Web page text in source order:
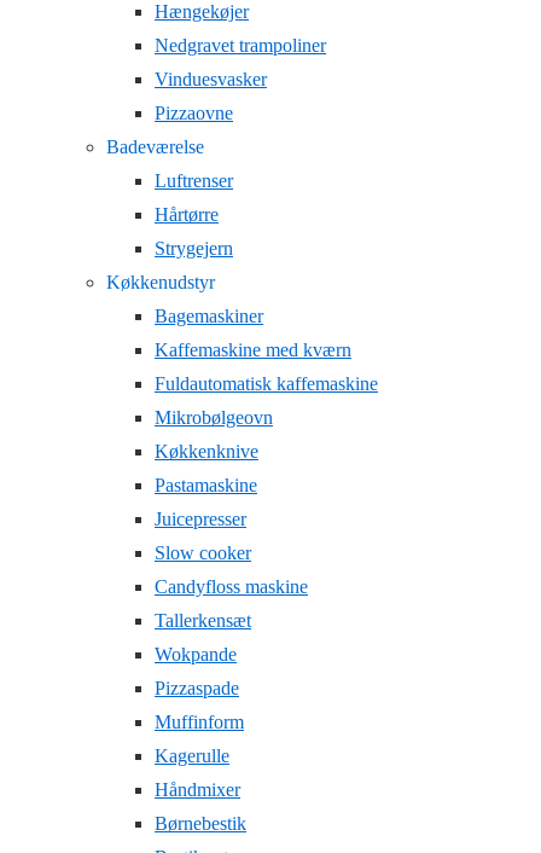
Hængekøjer
Nedgravet trampoliner
Vinduesvasker
Pizzaovne
Badeværelse
Luftrenser
Hårtørre
Strygejern
Køkkenudstyr
Bagemaskiner
Kaffemaskine med kværn
Fuldautomatisk kaffemaskine
Mikrobølgeovn
Køkkenknive
Pastamaskine
Juicepresser
Slow cooker
Candyfloss maskine
Tallerkensæt
Wokpande
Pizzaspade
Muffinform
Kagerulle
Håndmixer
Børnebestik